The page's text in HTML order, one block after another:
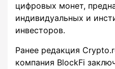
цифровых монет,
индивидуальных и
инвесторов.
Ранее редакция
компания BlockFi